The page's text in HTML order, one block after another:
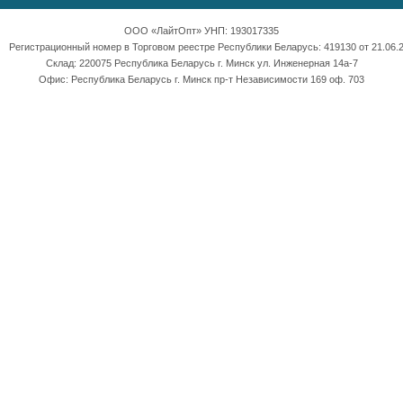
ООО «ЛайтОпт» УНП: 193017335
Регистрационный номер в Торговом реестре Республики Беларусь: 419130 от
Склад: 220075 Республика Беларусь г. Минск ул. Инженерная 14а-7
Офис: Республика Беларусь г. Минск пр-т Независимости 169 оф. 703